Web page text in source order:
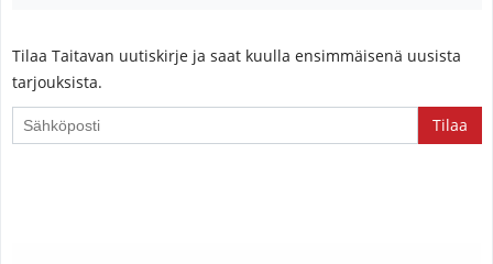
Tilaa Taitavan uutiskirje ja saat kuulla ensimmäisenä uusista
tarjouksista.